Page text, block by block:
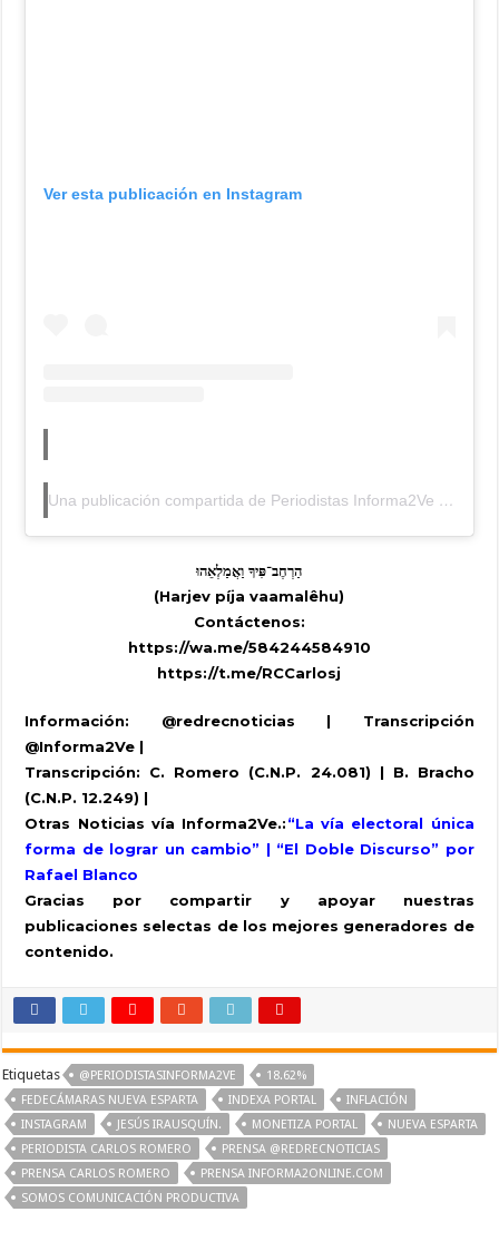
Ver esta publicación en Instagram
Una publicación compartida de Periodistas Informa2Ve (Alterna) (@periodistasinforma2ve)
הַרְחֶב־פִּיךָ וַאֲמַלְאֵהוּ
(Harjev píja vaamalêhu)
Contáctenos:
https://wa.me/584244584910
https://t.me/RCCarlosj
Información: @redrecnoticias | Transcripción
@Informa2Ve |
Transcripción: C. Romero (C.N.P. 24.081) | B. Bracho
(C.N.P. 12.249) |
Otras Noticias vía Informa2Ve.:“La vía electoral única
forma de lograr un cambio” | “El Doble Discurso” por
Rafael Blanco
Gracias por compartir y apoyar nuestras
publicaciones selectas de los mejores generadores de
contenido.
Etiquetas @PERIODISTASINFORMA2VE
18.62%
FEDECÁMARAS NUEVA ESPARTA
INDEXA PORTAL
INFLACIÓN
INSTAGRAM
JESÚS IRAUSQUÍN. MONETIZA PORTAL
NUEVA ESPARTA
PERIODISTA CARLOS ROMERO
PRENSA @REDRECNOTICIAS
PRENSA CARLOS ROMERO
PRENSA INFORMA2ONLINE.COM
SOMOS COMUNICACIÓN PRODUCTIVA